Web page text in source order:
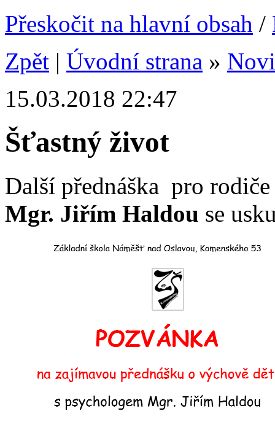
Přeskočit na hlavní obsah /
Zpět | Úvodní strana »
15.03.2018 22:47
Šťastný život
Další přednáška pro
Mgr. Jiřím Haldou se